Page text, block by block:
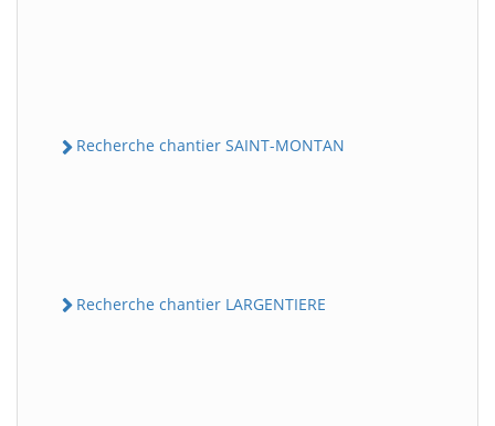
Recherche chantier SAINT-MONTAN
Recherche chantier LARGENTIERE